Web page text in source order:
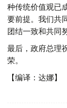
种传统价值观已
要前提。我们共
团结一致和共同
最后，政府总理
荣。
【编译：达娜】